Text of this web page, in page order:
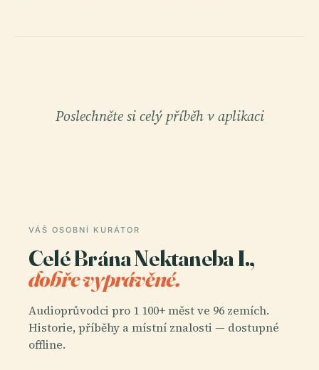
Poslechněte si celý příběh v aplikaci
VÁŠ OSOBNÍ KURÁTOR
Celé Brána Nektaneba I.,
dobře vyprávěné.
Audioprůvodci pro 1 100+ měst ve 96 zemích.
Historie, příběhy a místní znalosti — dostupné
offline.